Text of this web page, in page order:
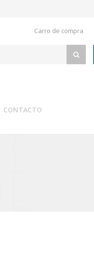
Carro de compra
CONTACTO